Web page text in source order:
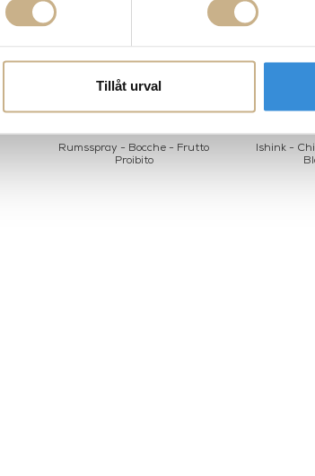
Tillåt urval
Rumsspray - Bocche - Frutto
Proibito
Ishink -